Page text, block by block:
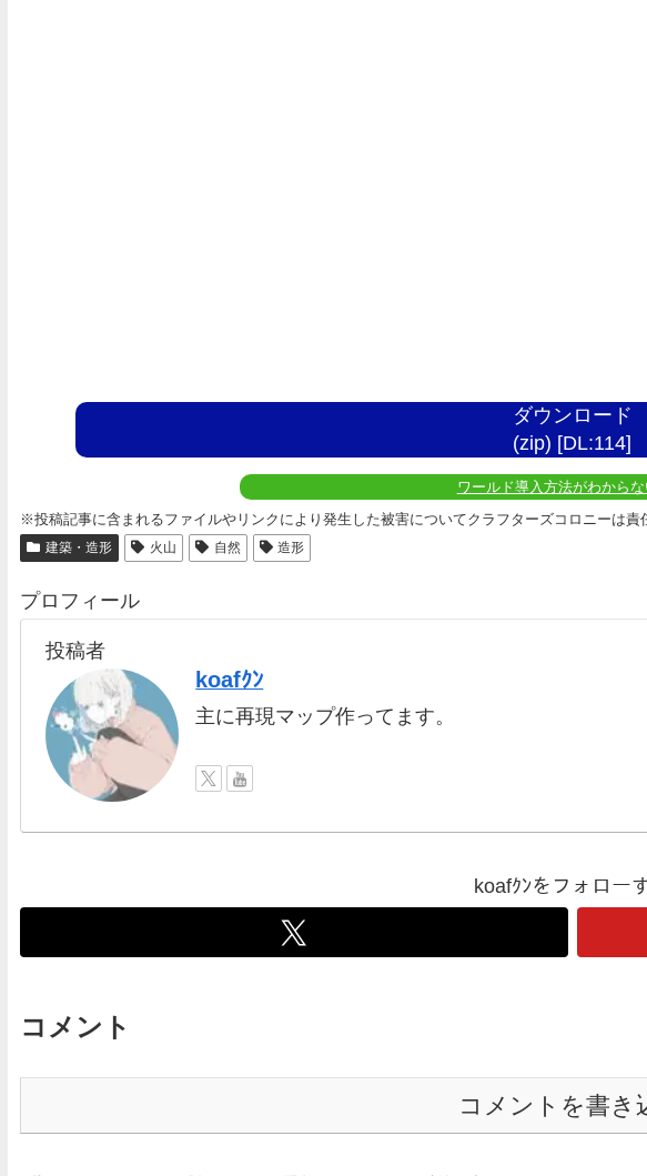
ダウンロード
(zip) [DL:114]
ワールド導入方法がわから
※投稿記事に含まれるファイルやリンクにより発生した被害についてクラフターズコロニーは責
建築・造形 火山 自然 造形
プロフィール
投稿者
koafｸﾝ
主に再現マップ作ってます。
koafｸﾝをフォロー
コメント
コメントを書き